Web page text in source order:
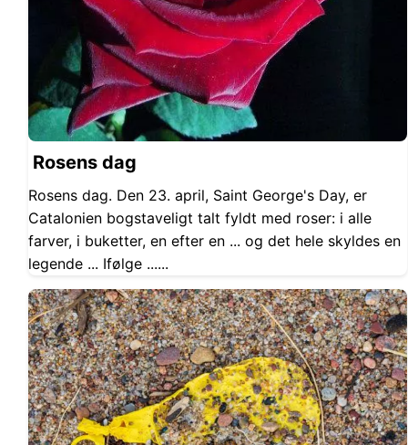
Rosens dag
Rosens dag. Den 23. april, Saint George's Day, er
Catalonien bogstaveligt talt fyldt med roser: i alle
farver, i buketter, en efter en ... og det hele skyldes en
legende ... Ifølge ......